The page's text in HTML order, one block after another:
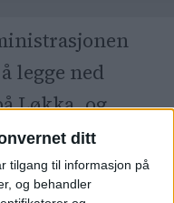
ditt
tilgang til informasjon på
og behandler
legge ned
Løkka, og
området.
Anita